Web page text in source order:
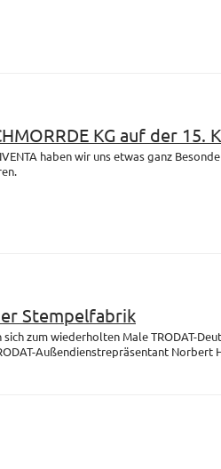
KG auf der 15.
haben wir uns etwas ganz
Stempelfabrik
zum wiederholten Male TRODAT-
Außendienstrepräsentant Norbert